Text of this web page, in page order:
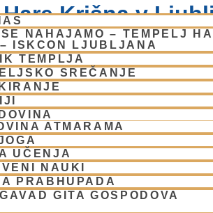
NAHAJAMO – TEMPELJ
ISKCON LJUBLJANA
TEMPLJA
SREČANJE
ATMARAMA
UČENJA
NAUKI
PRABHUPADA
GITA GOSPODOVA
Krišna v